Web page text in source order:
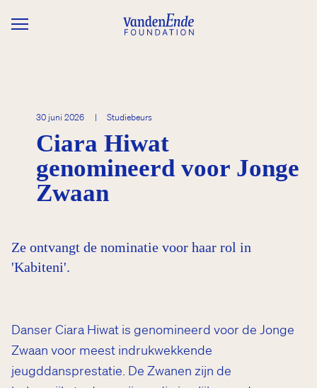
Overslaan en naar de inhoud gaan
30 juni 2026 | Studiebeurs
Ciara Hiwat
genomineerd voor Jonge
Zwaan
Ze ontvangt de nominatie voor haar rol in
'Kabiteni'.
Danser Ciara Hiwat is genomineerd voor de Jonge
Zwaan voor meest indrukwekkende
jeugddansprestatie. De Zwanen zijn de